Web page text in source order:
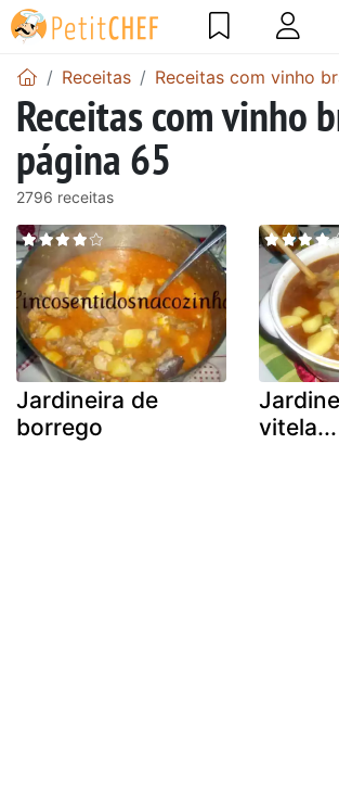
Receitas Receitas com vinho
Receitas com vinho
página 65
2796 receitas
Jardineira de
borrego
vitela...